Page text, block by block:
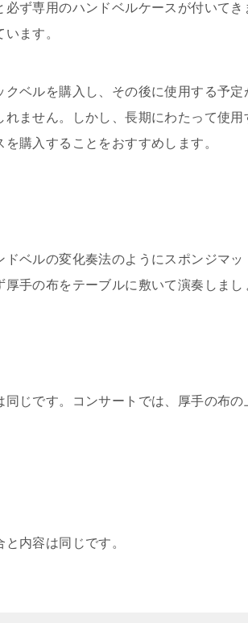
ず専用のハンドベルケースが付いてき
ます。
ベルを購入し、その後に使用する予
ません。しかし、長期にわたって使
購入することをおすすめします。
ベルの変化奏法のようにスポンジマ
手の布をテーブルに敷いて演奏しまし
じです。コンサートでは、厚手の布の
内容は同じです。